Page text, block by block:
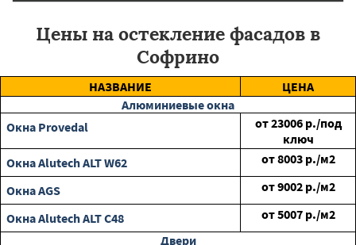
Цены на остекление фасадов в
Софрино
НАЗВАНИЕ
ЦЕНА
Алюминиевые окна
Окна Provedal
от23006 р./под
ключ
Окна Alutech ALT W62
от8003 р./м2
Окна AGS
от9002 р./м2
Окна Alutech ALT C48
от5007 р./м2
Двери